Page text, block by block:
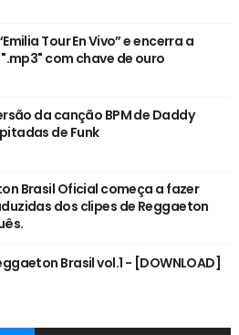
Tour En Vivo” e encerra a
com chave de ouro
da canção BPM de Daddy
de Funk
Brasil Oficial começa a fazer
dos clipes de Reggaeton
Brasil vol.1 - [DOWNLOAD]